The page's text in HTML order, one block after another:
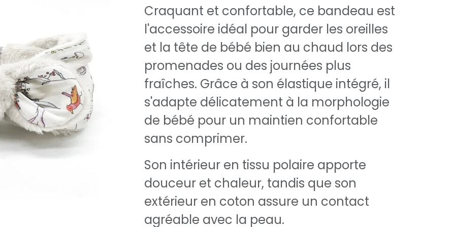
Craquant et confortable, ce bandeau est
l'accessoire idéal pour garder les oreilles
et la tête de bébé bien au chaud lors des
promenades ou des journées plus
fraîches. Grâce à son élastique intégré, il
s'adapte délicatement à la morphologie
de bébé pour un maintien confortable
sans comprimer.
Son intérieur en tissu polaire apporte
douceur et chaleur, tandis que son
extérieur en coton assure un contact
agréable avec la peau.